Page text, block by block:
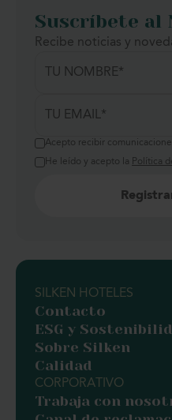
Suscríbete al
Recibe noticias y
Acepto recibir
He leído y acepto la Política
SILKEN HOTELES
Contacto
ESG y
Sobre Silken
Calidad
CORPORATIVO
Trabaja con